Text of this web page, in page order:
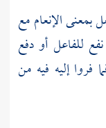
بمعنى الإنعام مع
للفاعل أو دفع
إليه فيه من